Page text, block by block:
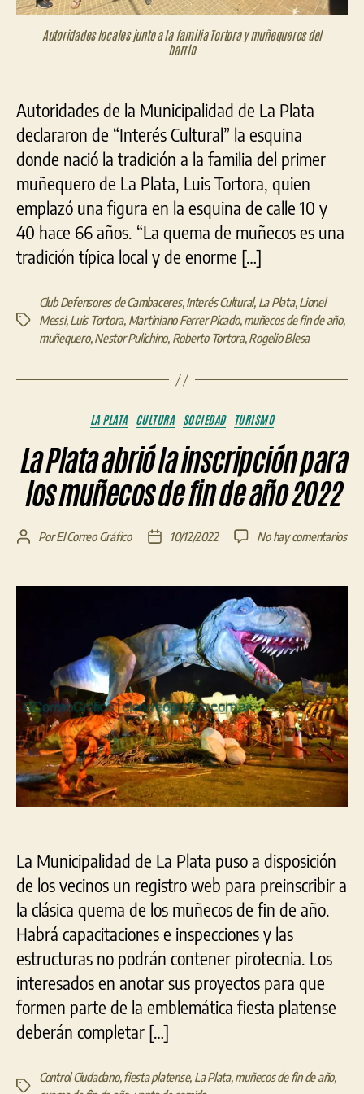
Autoridades locales junto a la familia Tortora y muñequeros del
barrio
Autoridades de la Municipalidad de La Plata
declararon de “Interés Cultural” la esquina
donde nació la tradición a la familia del primer
muñequero de La Plata, Luis Tortora, quien
emplazó una figura en la esquina de calle 10 y
40 hace 66 años. “La quema de muñecos es una
tradición típica local y de enorme […]
Etiquetas
Club Defensores de Cambaceres,Interés Cultural, La Plata,Lionel
Messi,Luis Tortora, Martiniano Ferrer Picado,muñecos de fin de año,
muñequero,Nestor Pulichino, Roberto Tortora,Rogelio Blesa
Categorías
LA PLATA CULTURA SOCIEDAD TURISMO
La Plata abrió la inscripción para
los muñecos de fin de año 2022
Autor
entrada
PorEl Correo Gráfico
Fecha
entrada
10/12/2022 No hay comentariosen
de
fin
de
año
La Municipalidad de La Plata puso a disposición
de los vecinos un registro web para preinscribir a
la clásica quema de los muñecos de fin de año.
Habrá capacitaciones e inspecciones y las
estructuras no podrán contener pirotecnia. Los
interesados en anotar sus proyectos para que
formen parte de la emblemática fiesta platense
deberán completar […]
Etiquetas
Control Ciudadano, fiesta platense, La Plata, muñecos de fin de año,